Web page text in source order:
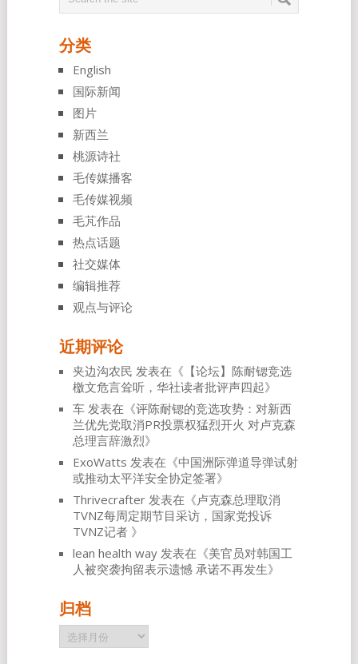
分类
English
国际新闻
图片
新西兰
桃源诗社
毛传媒播客
毛传媒视频
毛芃作品
热点话题
社交媒体
编辑推荐
观点与评论
近期评论
夹边沟农民 发表在《 【论坛】陈耐锶竞选
檄文危言耸听，华社读者批评声四起》
车发表在《评陈耐锶的竞选攻势：对新西
兰优先党取消PR投票权猛烈开火 对卢克森
总理言辞激烈》
ExoWatts 发表在《中国洲际弹道导弹试射
或推动太平洋安全协定签署》
Thrivecrafter发表在《卢克森总理取消
TVNZ每周定期节目采访，国家党投诉
TVNZ记者 》
lean health way发表在《美官员对韩国工
人被突袭拘留表示遗憾 承诺不再发生》
归档
归
档